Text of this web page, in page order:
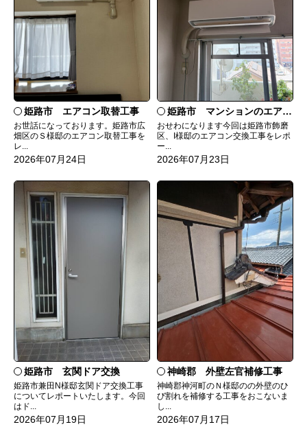
姫路市 エアコン取替工事
お世話になっております。姫路市広
畑区のＳ様邸のエアコン取替工事を
レ...
2026年07月24日
姫路市 マンションのエアコンをダイキンRXへ交換
おせわになります今回は姫路市飾磨
区、I様邸のエアコン交換工事をレポ
ー...
2026年07月23日
姫路市 玄関ドア交換
姫路市兼田N様邸玄関ドア交換工事
についてレポートいたします。今回
はド...
2026年07月19日
神崎郡 外壁左官補修工事
神崎郡神河町のＮ様邸のの外壁のひ
び割れを補修する工事をおこないま
し...
2026年07月17日